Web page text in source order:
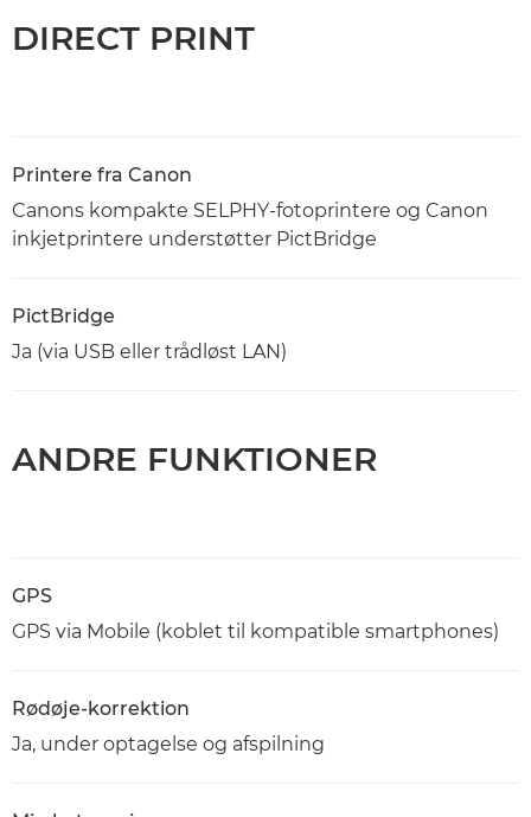
DIRECT PRINT
Printere fra Canon
Canons kompakte SELPHY-fotoprintere og Canon
inkjetprintere understøtter PictBridge
PictBridge
Ja (via USB eller trådløst LAN)
ANDRE FUNKTIONER
GPS
GPS via Mobile (koblet til kompatible smartphones)
Rødøje-korrektion
Ja, under optagelse og afspilning